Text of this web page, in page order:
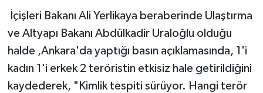
İçişleri Bakanı Ali Yerlikaya beraberinde Ulaştırma
ve Altyapı Bakanı Abdülkadir Uraloğlu olduğu
halde ,Ankara'da yaptığı basın açıklamasında, 1'i
kadın 1'i erkek 2 teröristin etkisiz hale getirildiğini
kaydederek, "Kimlik tespiti sürüyor. Hangi terör